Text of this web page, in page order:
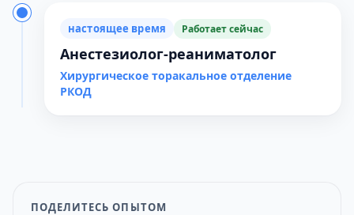
настоящее время Работает сейчас
Анестезиолог-реаниматолог
Хирургическое торакальное отделение
РКОД
ПОДЕЛИТЕСЬ ОПЫТОМ